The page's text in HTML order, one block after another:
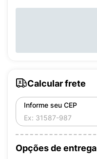
Calcular frete
Informe seu CEP
Opções de entrega